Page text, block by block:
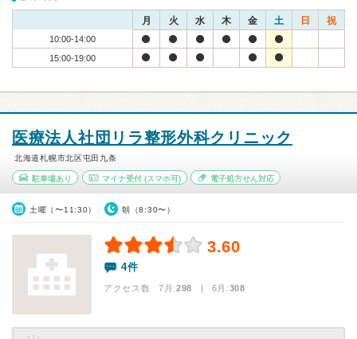
月 火 水 木 金 土 日 祝
10:00-14:00
15:00-19:00
医療法人社団リラ整形外科クリニック
北海道札幌市北区屯田九条
駐車場あり マイナ受付(スマホ可) 電子処方せん対応
土曜（〜11:30） 朝（8:30〜）
3.60
4件
アクセス数 7月:298 | 6月:308